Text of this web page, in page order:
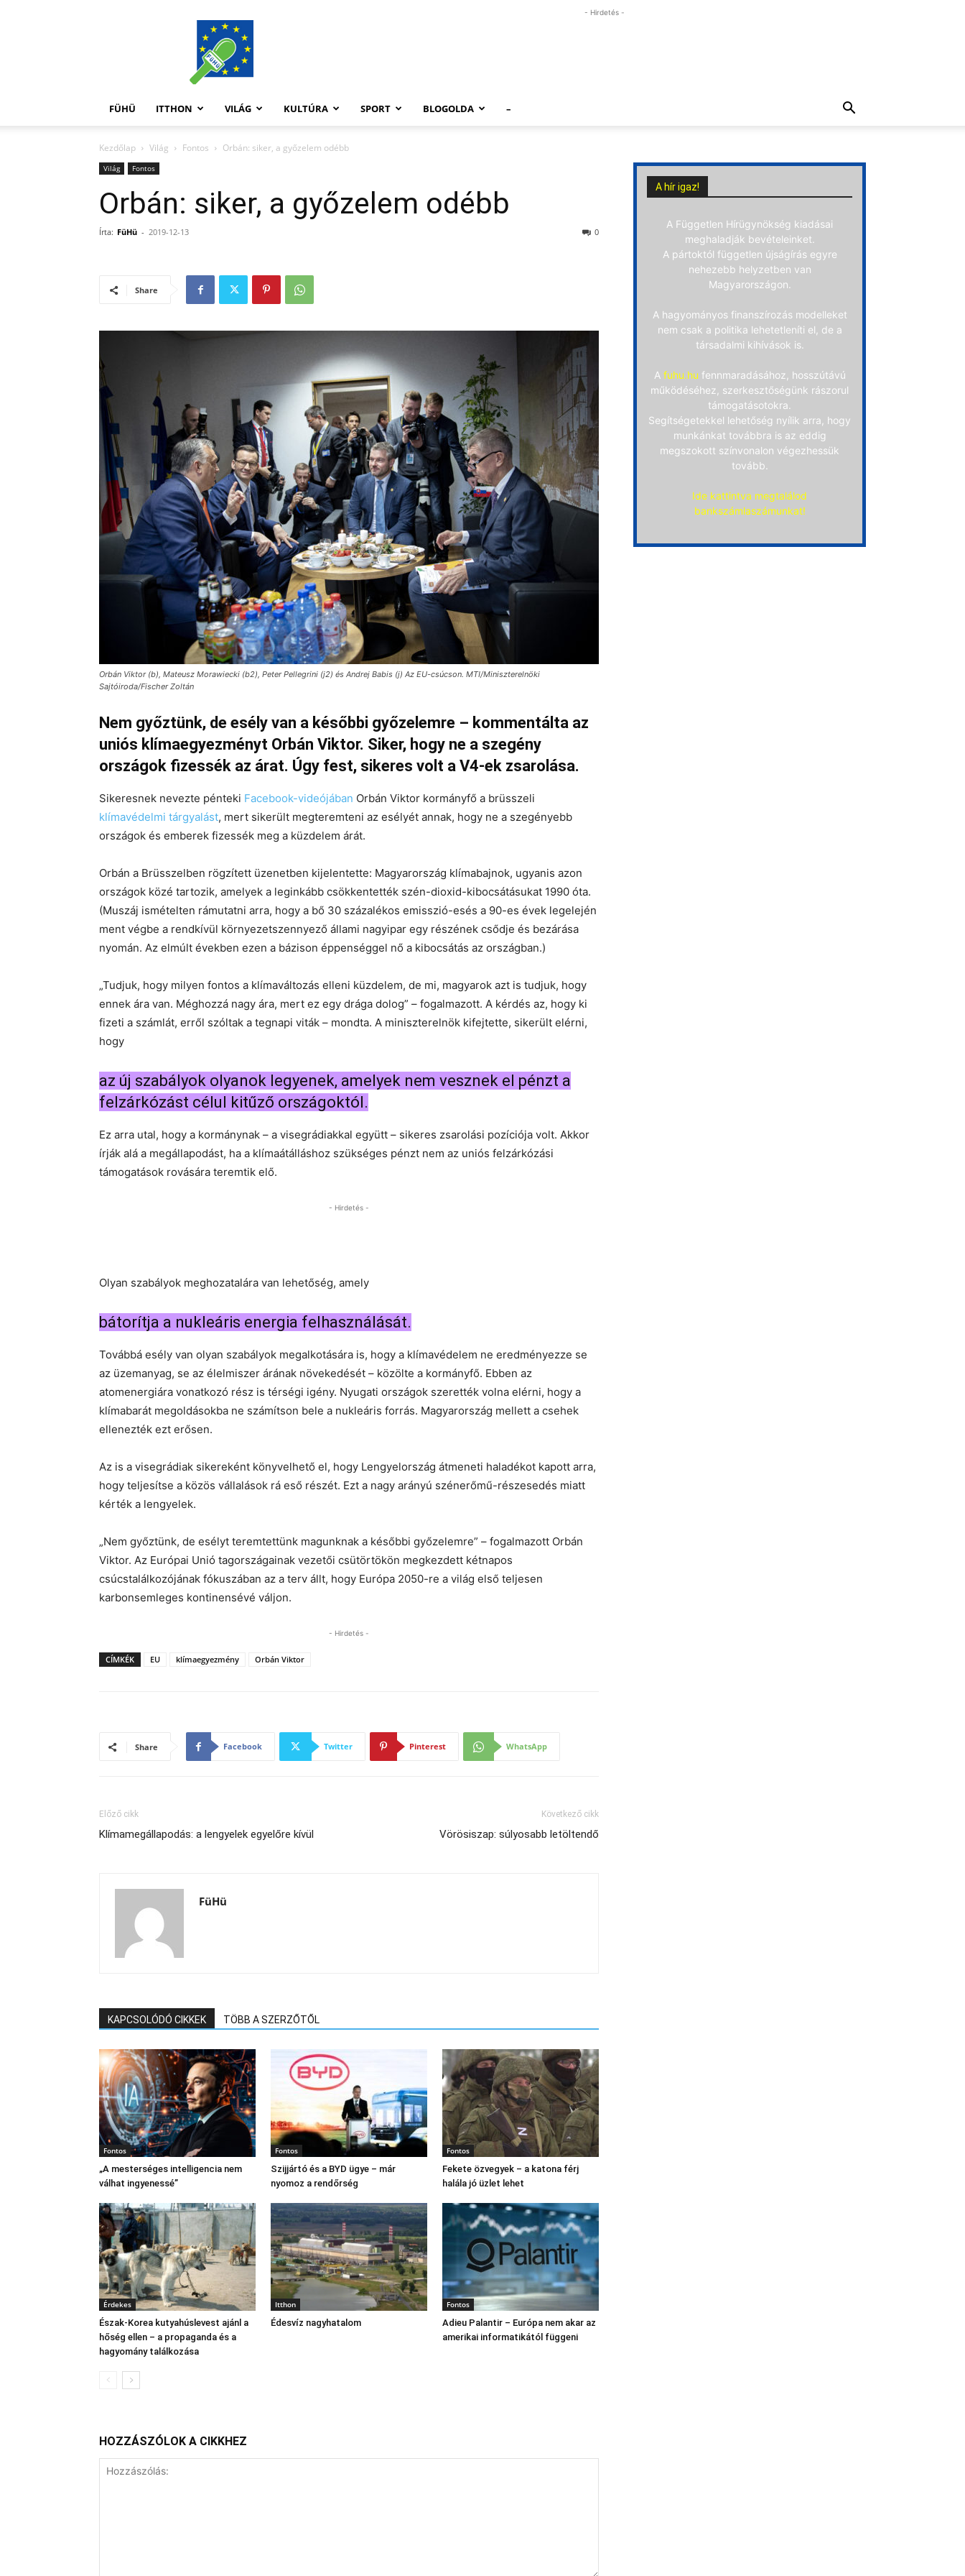
FüHü
- Hirdetés -
FÜHÜ ITTHON VILÁG KULTÚRA SPORT BLOGOLDA –
Kezdőlap Világ Fontos Orbán: siker, a győzelem odébb
Világ Fontos
Orbán: siker, a győzelem odébb
Írta: FüHü - 2019-12-13 0
Share
Orbán Viktor (b), Mateusz Morawiecki (b2), Peter Pellegrini (j2) és Andrej Babis (j) Az EU-csúcson. MTI/Miniszterelnöki
Sajtóiroda/Fischer Zoltán
Nem győztünk, de esély van a későbbi győzelemre – kommentálta az
uniós klímaegyezményt Orbán Viktor. Siker, hogy ne a szegény
országok fizessék az árat. Úgy fest, sikeres volt a V4-ek zsarolása.
Sikeresnek nevezte pénteki Facebook-videójában Orbán Viktor kormányfő a brüsszeli
klímavédelmi tárgyalást, mert sikerült megteremteni az esélyét annak, hogy ne a szegényebb
országok és emberek fizessék meg a küzdelem árát.
Orbán a Brüsszelben rögzített üzenetben kijelentette: Magyarország klímabajnok, ugyanis azon
országok közé tartozik, amelyek a leginkább csökkentették szén-dioxid-kibocsátásukat 1990 óta.
(Muszáj ismételten rámutatni arra, hogy a bő 30 százalékos emisszió-esés a 90-es évek legelején
ment végbe a rendkívül környezetszennyező állami nagyipar egy részének csődje és bezárása
nyomán. Az elmúlt években ezen a bázison éppenséggel nő a kibocsátás az országban.)
„Tudjuk, hogy milyen fontos a klímaváltozás elleni küzdelem, de mi, magyarok azt is tudjuk, hogy
ennek ára van. Méghozzá nagy ára, mert ez egy drága dolog” – fogalmazott. A kérdés az, hogy ki
fizeti a számlát, erről szóltak a tegnapi viták – mondta. A miniszterelnök kifejtette, sikerült elérni,
hogy
az új szabályok olyanok legyenek, amelyek nem vesznek el pénzt a
felzárkózást célul kitűző országoktól.
Ez arra utal, hogy a kormánynak – a visegrádiakkal együtt – sikeres zsarolási pozíciója volt. Akkor
írják alá a megállapodást, ha a klímaátálláshoz szükséges pénzt nem az uniós felzárkózási
támogatások rovására teremtik elő.
- Hirdetés -
Olyan szabályok meghozatalára van lehetőség, amely
bátorítja a nukleáris energia felhasználását.
Továbbá esély van olyan szabályok megalkotására is, hogy a klímavédelem ne eredményezze se
az üzemanyag, se az élelmiszer árának növekedését – közölte a kormányfő. Ebben az
atomenergiára vonatkozó rész is térségi igény. Nyugati országok szerették volna elérni, hogy a
klímabarát megoldásokba ne számítson bele a nukleáris forrás. Magyarország mellett a csehek
ellenezték ezt erősen.
Az is a visegrádiak sikereként könyvelhető el, hogy Lengyelország átmeneti haladékot kapott arra,
hogy teljesítse a közös vállalások rá eső részét. Ezt a nagy arányú szénerőmű-részesedés miatt
kérték a lengyelek.
„Nem győztünk, de esélyt teremtettünk magunknak a későbbi győzelemre” – fogalmazott Orbán
Viktor. Az Európai Unió tagországainak vezetői csütörtökön megkezdett kétnapos
csúcstalálkozójának fókuszában az a terv állt, hogy Európa 2050-re a világ első teljesen
karbonsemleges kontinensévé váljon.
- Hirdetés -
CÍMKÉK EU klímaegyezmény Orbán Viktor
Share Facebook Twitter Pinterest WhatsApp
Előző cikk
Klímamegállapodás: a lengyelek egyelőre kívül
Következő cikk
Vörösiszap: súlyosabb letöltendő
FüHü
KAPCSOLÓDÓ CIKKEK TÖBB A SZERZŐTŐL
Fontos
„A mesterséges intelligencia nem
válhat ingyenessé”
Fontos
Szijjártó és a BYD ügye – már
nyomoz a rendőrség
Fontos
Fekete özvegyek – a katona férj
halála jó üzlet lehet
Érdekes
Észak‑Korea kutyahúslevest ajánl a
hőség ellen – a propaganda és a
hagyomány találkozása
Itthon
Édesvíz nagyhatalom
Fontos
Adieu Palantir – Európa nem akar az
amerikai informatikától függeni
HOZZÁSZÓLOK A CIKKHEZ
A hír igaz!
A Független Hírügynökség kiadásai
meghaladják bevételeinket.
A pártoktól független újságírás egyre
nehezebb helyzetben van
Magyarországon.
A hagyományos finanszírozás modelleket
nem csak a politika lehetetleníti el, de a
társadalmi kihívások is.
A fuhu.hu fennmaradásához, hosszútávú
működéséhez, szerkesztőségünk rászorul
támogatásotokra.
Segítségetekkel lehetőség nyílik arra, hogy
munkánkat továbbra is az eddig
megszokott színvonalon végezhessük
tovább.
Ide kattintva megtalálod
bankszámlaszámunkat!